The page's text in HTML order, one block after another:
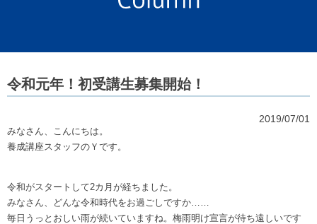
令和元年！初受講生募集開始！
2019/07/01
みなさん、こんにちは。
養成講座スタッフのＹです。
令和がスタートして2カ月が経ちました。
みなさん、どんな令和時代をお過ごしですか……
毎日うっとおしい雨が続いていますね。梅雨明け宣言が待ち遠しいです